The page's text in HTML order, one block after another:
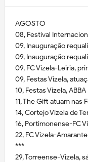
AGOSTO
08, Festival
09, Inauguração
09, Inauguração
09, FC Vizela-Leiria,
09, Festas Vizela,
10, Festas Vizela, ABBA
11, The Gift atuam nas
14, Cortejo Vizela de
16, Portimonense-FC
22, FC Vizela-
***
29, Torreense-Vizela,